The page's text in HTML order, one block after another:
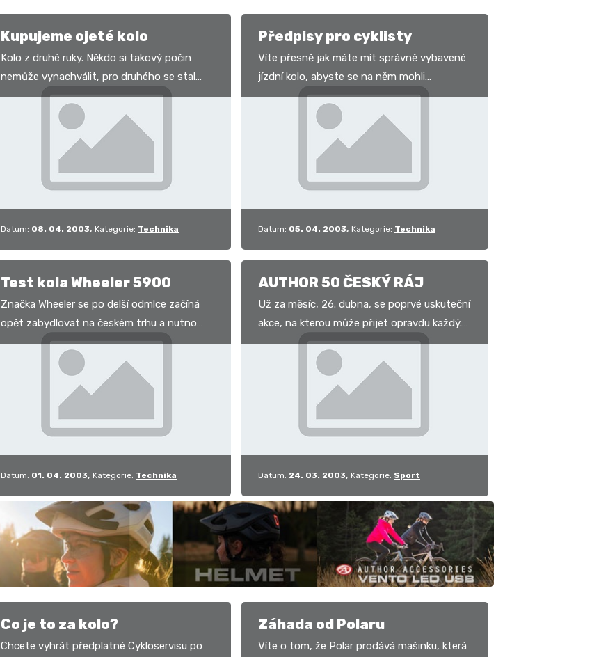
Kupujeme ojeté kolo
Kolo z druhé ruky. Někdo si takový počin
nemůže vynachválit, pro druhého se stal
doslova noční můrou. Co nás vede k
takovému nákupu? Hlavně…
Datum: 08. 04. 2003 Kategorie: Technika
Předpisy pro cyklisty
Víte přesně jak máte mít správně vybavené
jízdní kolo, abyste se na něm mohli
pohybovat po veřejné komunikaci? Nevíte?
Nevadí. Následující…
Datum: 05. 04. 2003 Kategorie: Technika
Test kola Wheeler 5900
Značka Wheeler se po delší odmlce začíná
opět zabydlovat na českém trhu a nutno
říci, že s velkým úspěchem. Vždyť celkovou
šíří sortimentu…
Datum: 01. 04. 2003 Kategorie: Technika
AUTHOR 50 ČESKÝ RÁJ
Už za měsíc, 26. dubna, se poprvé uskuteční
akce, na kterou může přijet opravdu každý.
Uprostřed Českého ráje, v opravdu
nádherném…
Datum: 24. 03. 2003 Kategorie: Sport
Co je to za kolo?
Chcete vyhrát předplatné Cykloservisu po
Záhada od Polaru
Víte o tom, že Polar prodává mašinku, která